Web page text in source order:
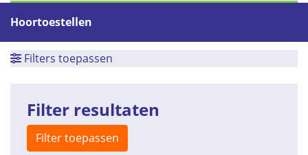
Hoortoestellen
Filters toepassen
Filter resultaten
Filter toepassen